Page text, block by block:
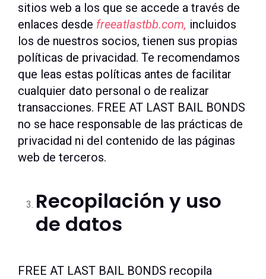
sitios web a los que se accede a través de
enlaces desde freeatlastbb.com, incluidos
los de nuestros socios, tienen sus propias
políticas de privacidad. Te recomendamos
que leas estas políticas antes de facilitar
cualquier dato personal o de realizar
transacciones. FREE AT LAST BAIL BONDS
no se hace responsable de las prácticas de
privacidad ni del contenido de las páginas
web de terceros.
Recopilación y uso
de datos
FREE AT LAST BAIL BONDS recopila